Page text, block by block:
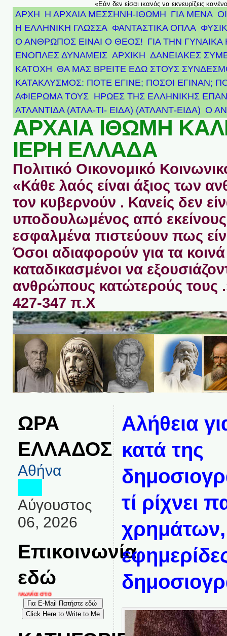
«Εάν δεν είσαι ικανός να εκνευρίζεις
ΑΡΧΗ Η ΑΡΧΑΙΑ ΜΕΣΣΗΝΗ-ΙΘΩΜΗ ΓΙΑ ΜΕΝΑ
Η ΕΛΛΗΝΙΚΗ ΓΛΩΣΣΑ ΦΑΝΤΑΣΤΙΚΑ ΟΠΛΑ
Ο ΑΝΘΡΩΠΟΣ ΕΙΝΑΙ Ο ΘΕΟΣ! ΓΙΑ ΤΗΝ ΓΥΝΑΙΚΑ
ΕΝΟΠΛΕΣ ΔΥΝΑΜΕΙΣ ΑΡΧΙΚΉ ΔΑΝΕΙΑΚΕΣ
ΚΑΤΟΧΗ ΘΑ ΜΑΣ ΒΡΕΙΤΕ ΕΔΩ ΣΤΟΥΣ
ΚΑΤΑΚΛΥΣΜΟΣ: ΠΟΤΕ ΕΓΙΝΕ; ΠΟΣΟΙ ΕΓΙΝΑΝ;
ΑΦΙΈΡΩΜΑ ΤΟΥΣ ΉΡΩΕΣ ΤΗΣ ΕΛΛΗΝΙΚΉΣ
ΑΤΛΑΝΤΊΔΑ (ΑΤΛΑ-ΤΙ- ΕΙΔΑ) (ΑΤΛΑΝΤ-ΕΙΔΑ) Ο
ΑΡΧΑΙΑ ΙΘΩΜΗ
ΙΕΡΗ ΕΛΛΑΔΑ
Πολιτικό Οικονομικό
«Κάθε λαός είναι άξιος των
τον κυβερνούν . Κανείς δεν
υποδουλωμένος από
εσφαλμένα πιστεύουν πως
Όσοι αδιαφορούν για τα κοινά
καταδικασμένοι να
ανθρώπους κατώτερούς τους
427-347 π.Χ
ΩΡΑ
ΕΛΛΑΔΟΣ
Αθήνα
Αύγουστος
06, 2026
Επικοινωνία
εδώ
στο
Αλήθεια
κατά της
τί ρίχνει
χρημάτων,